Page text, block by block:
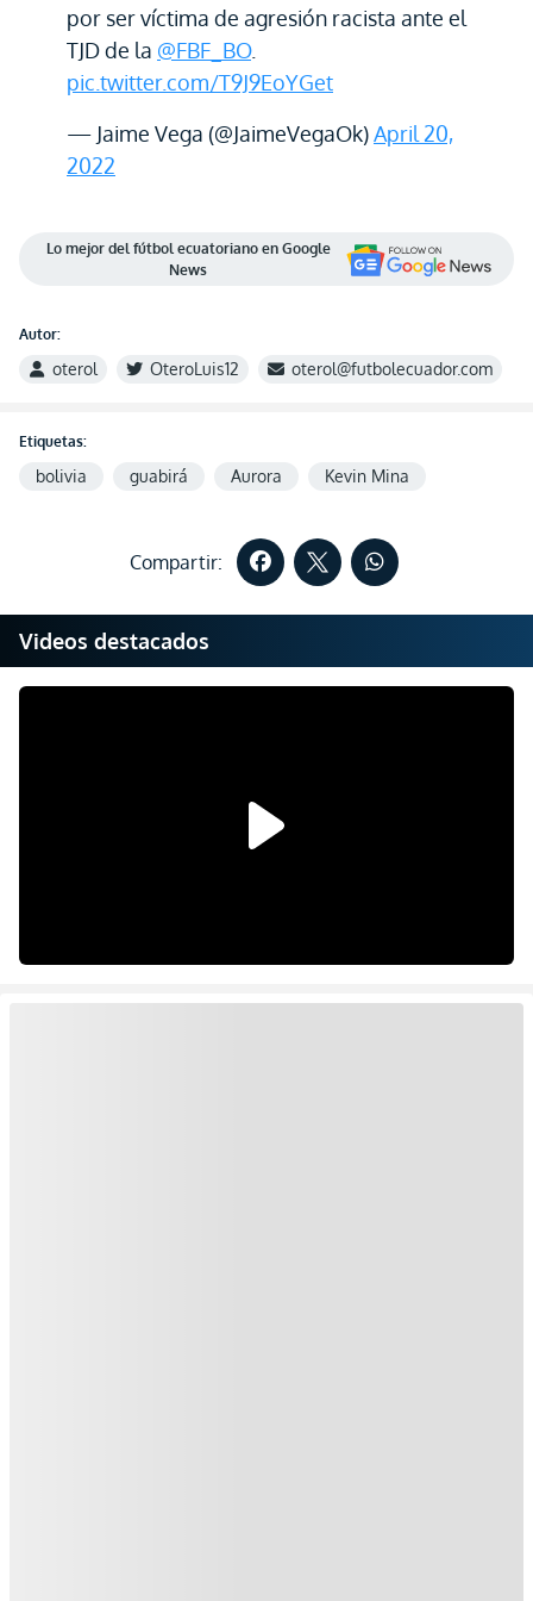
por ser víctima de agresión racista ante el
TJD de la @FBF_BO.
pic.twitter.com/T9J9EoYGet
— Jaime Vega (@JaimeVegaOk)April 20,
2022
Lo mejor del fútbol ecuatoriano en Google
News
Autor:
oterol OteroLuis12 oterol@futbolecuador.com
Etiquetas:
bolivia guabirá Aurora Kevin Mina
Compartir:
Videos destacados